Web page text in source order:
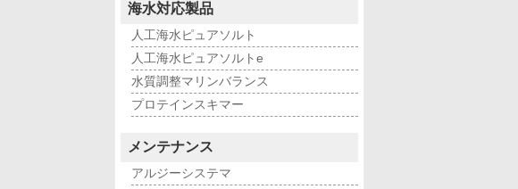
海水対応製品
人工海水ピュアソルト
人工海水ピュアソルトe
水質調整マリンバランス
プロテインスキマー
メンテナンス
アルジーシステマ